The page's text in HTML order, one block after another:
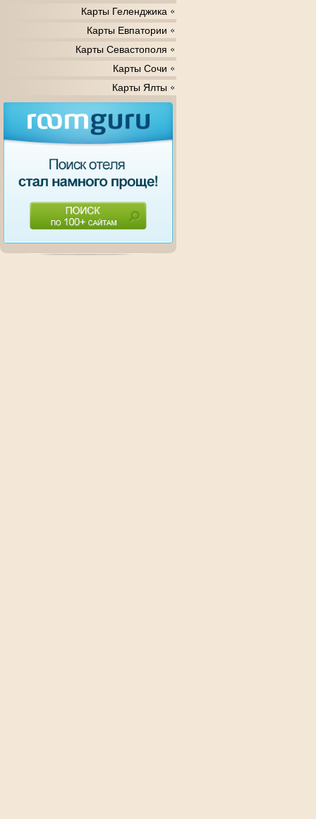
Карты Геленджика
Карты Евпатории
Карты Севастополя
Карты Сочи
Карты Ялты